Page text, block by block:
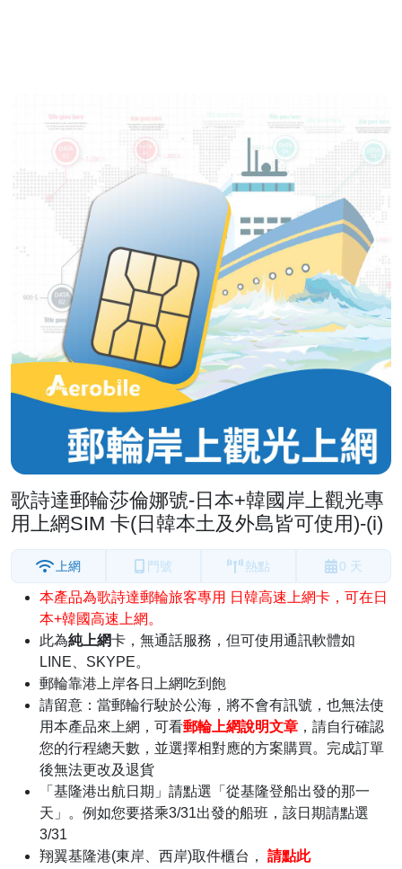
歌詩達郵輪莎倫娜號-日本+韓國岸上觀光專
用上網SIM 卡(日韓本土及外島皆可使用)-(i)
上網 門號 熱點 0 天
本產品為歌詩達郵輪旅客專用 日韓高速上網卡，可在日
本+韓國高速上網。
此為純上網卡，無通話服務，但可使用通訊軟體如
LINE、SKYPE。
郵輪靠港上岸各日上網吃到飽
請留意：當郵輪行駛於公海，將不會有訊號，也無法使
用本產品來上網，可看郵輪上網說明文章 ，請自行確認
您的行程總天數，並選擇相對應的方案購買。完成訂單
後無法更改及退貨
「基隆港出航日期」請點選「從基隆登船出發的那一
天」。例如您要搭乘3/31出發的船班，該日期請點選
3/31
翔翼基隆港(東岸、西岸)取件櫃台， 請點此